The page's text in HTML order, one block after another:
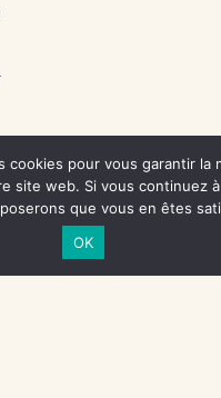
cookies pour vous garantir la
site web. Si vous continuez
que vous en êtes
OK